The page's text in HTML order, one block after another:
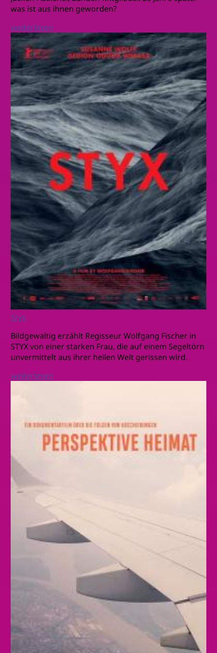
was ist aus ihnen geworden?
weiterlesen
Styx
Bildgewaltig erzählt Regisseur Wolfgang Fischer in
STYX von einer starken Frau, die auf einem Segeltörn
unvermittelt aus ihrer heilen Welt gerissen wird.
weiterlesen